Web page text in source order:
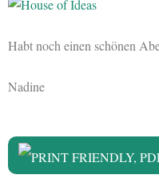
Habt noch einen schönen
Nadine